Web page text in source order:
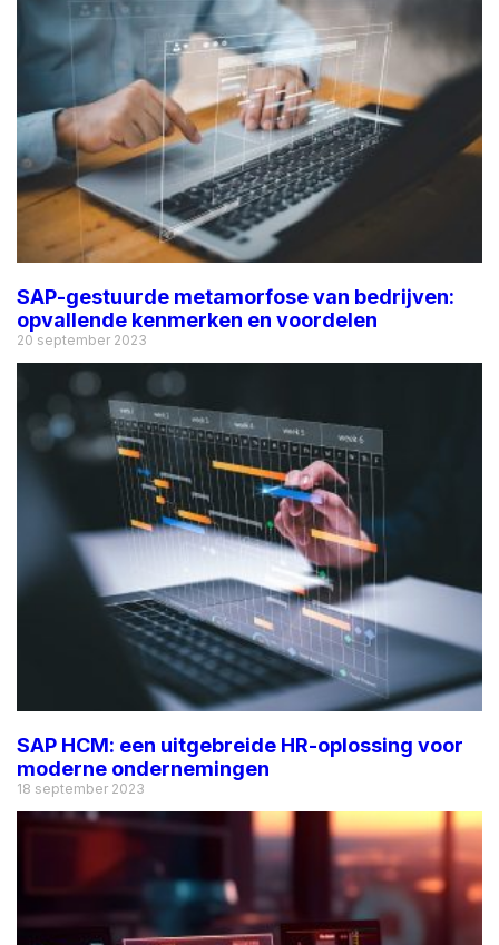
SAP-gestuurde metamorfose van bedrijven:
opvallende kenmerken en voordelen
20 september 2023
SAP HCM: een uitgebreide HR-oplossing voor
moderne ondernemingen
18 september 2023